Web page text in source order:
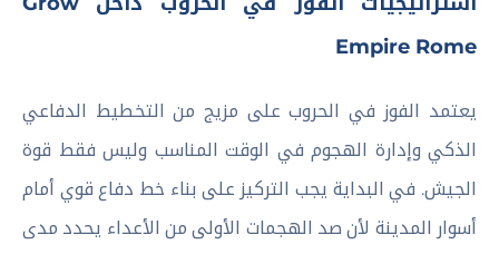
Empire Rome
يعتمد الفوز في الحروب على مزيج من التخطيط الدفاعي
الذكي وإدارة الهجوم في الوقت المناسب وليس فقط قوة
الجيش. في البداية يجب التركيز على بناء خط دفاع قوي أمام
أسوار المدينة لأن صد الهجمات الأولى من الأعداء يحدد مدى